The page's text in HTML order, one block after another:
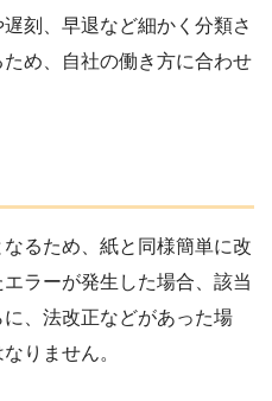
刻、早退など細かく分類さ
め、自社の働き方に合わせ
るため、紙と同様簡単に改
ラーが発生した場合、該当
、法改正などがあった場
りません。